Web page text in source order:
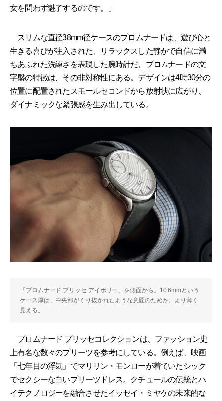
女を問わず魅了するのです。」
スリムな直径38mm径ケースのプロムナードは、遊び心と
生きる喜びが注入された、リラックスした静かで自信に満
ちあふれた洗練さを表現した腕時計だ。プロムナードの文
字盤の特徴は、その非対称性にある。デザインは4時30分の
位置に配置されたスモールセコンドから放射状に広がり、
ダイナミックな緊張感を生み出している。
「プロムナード プリッセ アイボリー」を側面から。10.6mmという
ケース厚は、中央部がくり抜かれたような意匠のためか、より薄く
見える。
プロムナード プリッセコレクションは、ファッション史
上有名な数々のプリーツを参考にしている。例えば、映画
「七年目の浮気」でマリリン・モンローが着ていたシック
でセクシーな白いプリーツドレス。クチュールの伝統とハ
イテクノロジーを融合させたイッセイ・ミヤケの未来的な